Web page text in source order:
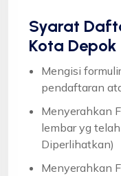
Syarat
Kota Depok
Mengisi
pendaftaran
Menyerahkan
lembar yg
Diperlihatkan)
Menyerahkan